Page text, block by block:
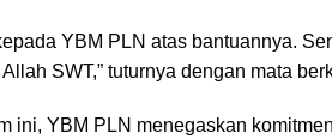
YBM PLN atas bantuannya.
SWT,” tuturnya dengan mata
ini, YBM PLN menegaskan